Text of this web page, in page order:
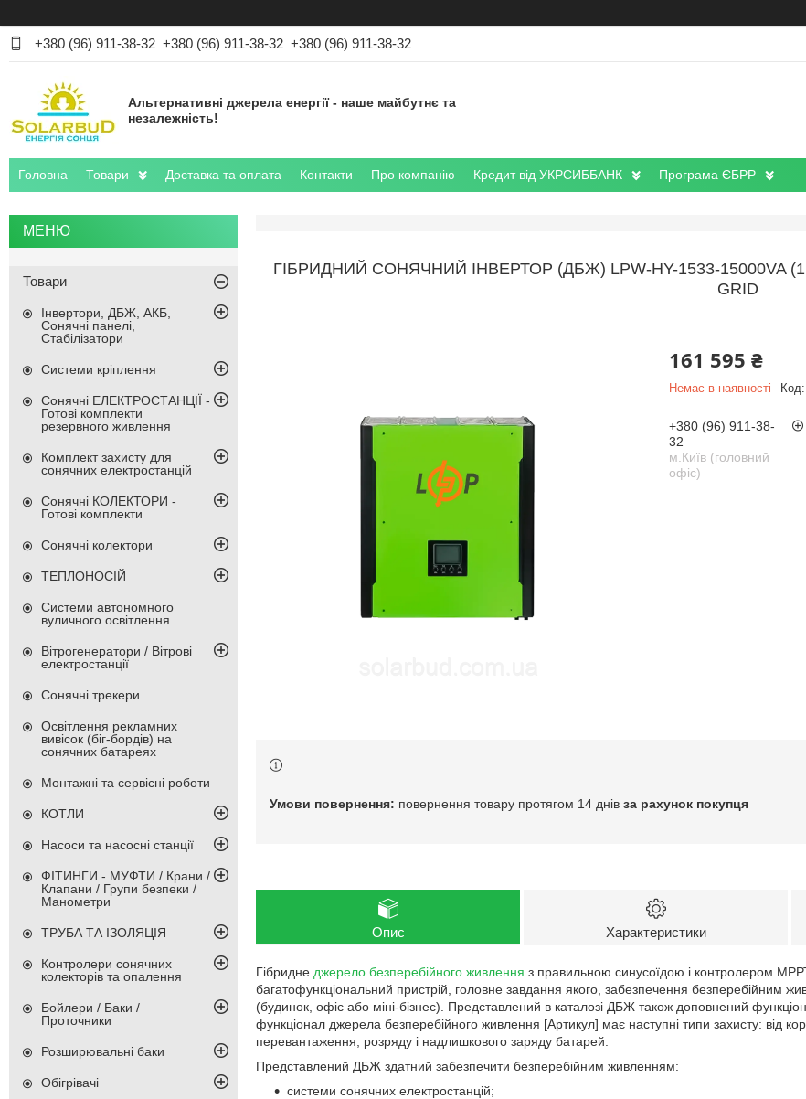
+380 (96) 911-38-32 +380 (96) 911-38-32 +380 (96) 911-38-32
Альтернативні джерела енергії - наше майбутнє та
незалежність!
Головна Товари Доставка та оплата Контакти Про компанію Кредит від УКРСИББАНК Програма ЄБРР
ГІБРИДНИЙ СОНЯЧНИЙ ІНВЕРТОР (ДБЖ) LPW-HY-1533-15000VA
GRID
161 595 ₴
Немає в наявності Код:
+380 (96) 911-38-
32
м.Київ (головний
офіс)
повернення товару протягом 14 днів за рахунок покупця
Опис Характеристики
Гібридне джерело безперебійного живлення з правильною синусоїдою і контролером
багатофункціональний пристрій, головне завдання якого, забезпечення безперебійним
(будинок, офіс або міні-бізнес). Представлений в каталозі ДБЖ також доповнений
функціонал джерела безперебійного живлення [Артикул] має наступні типи захисту: від
перевантаження, розряду і надлишкового заряду батарей.
Представлений ДБЖ здатний забезпечити безперебійним живленням:
системи сонячних електростанцій;
Товари
Інвертори, ДБЖ, АКБ,
Сонячні панелі,
Стабілізатори
Системи кріплення
Сонячні ЕЛЕКТРОСТАНЦІЇ -
Готові комплекти
резервного живлення
Комплект захисту для
сонячних електростанцій
Сонячні КОЛЕКТОРИ -
Готові комплекти
Сонячні колектори
ТЕПЛОНОСІЙ
Системи автономного
вуличного освітлення
Вітрогенератори / Вітрові
електростанції
Сонячні трекери
Освітлення рекламних
вивісок (біг-бордів) на
сонячних батареях
Монтажні та сервісні роботи
КОТЛИ
Насоси та насосні станції
ФІТИНГИ - МУФТИ / Крани /
Клапани / Групи безпеки /
Манометри
ТРУБА ТА ІЗОЛЯЦІЯ
Контролери сонячних
колекторів та опалення
Бойлери / Баки /
Проточники
Розширювальні баки
Обігрівачі